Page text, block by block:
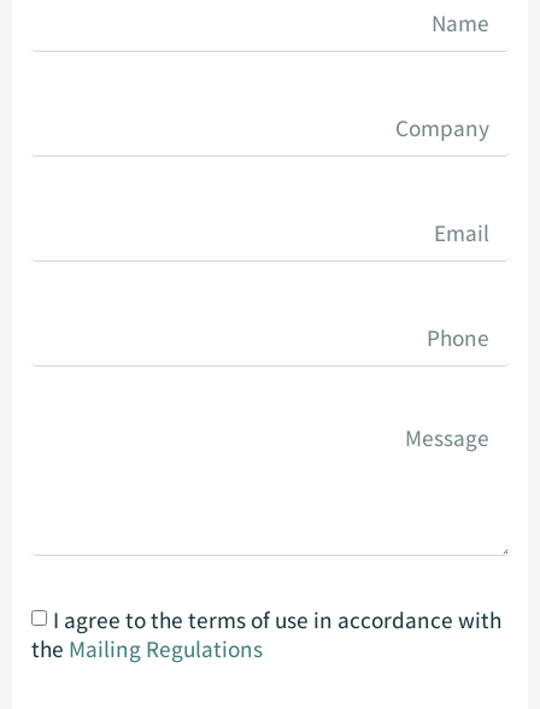
I agree to the terms of use in accordance with
the Mailing Regulations